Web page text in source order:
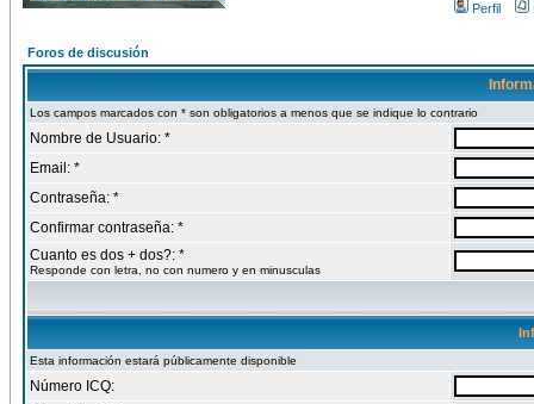
Perfil
Foros de discusión
Los campos marcados con * son obligatorios a menos que se indique lo contrario
Nombre de Usuario: *
Email: *
Contraseña: *
Confirmar contraseña: *
Cuanto es dos + dos?: *
Responde con letra, no con numero y en minusculas
Esta información estará públicamente disponible
Número ICQ: